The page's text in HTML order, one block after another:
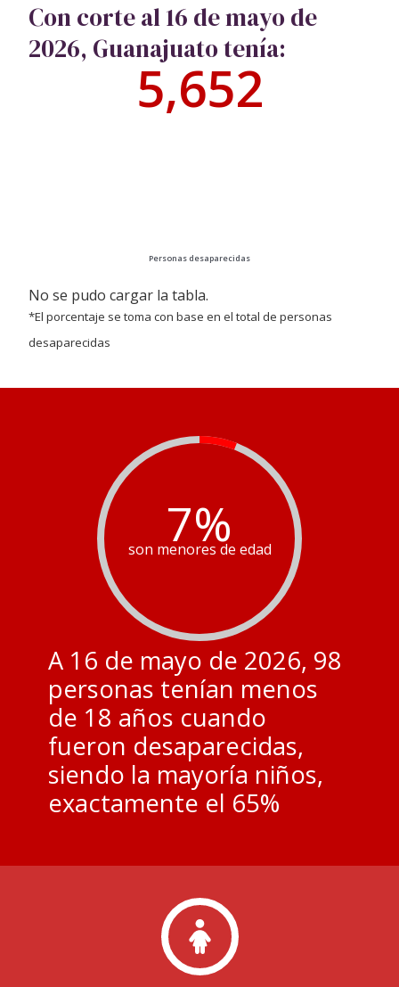
Con corte al 16 de mayo de
2026, Guanajuato tenía:
5,652
Personas desaparecidas
No se pudo cargar la tabla.
*El porcentaje se toma con base en el total de personas
desaparecidas
7%
son menores de edad
A 16 de mayo de 2026, 98
personas tenían menos
de 18 años cuando
fueron desaparecidas,
siendo la mayoría niños,
exactamente el 65%